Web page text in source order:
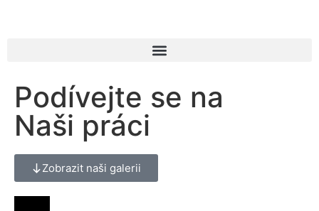
Podívejte se na
Naši práci
Zobrazit naši galerii